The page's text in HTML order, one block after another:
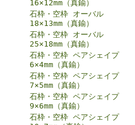
16×12mm（真鍮）
石枠・空枠 オーバル
18×13mm（真鍮）
石枠・空枠 オーバル
25×18mm（真鍮）
石枠・空枠 ペアシェイプ
6×4mm（真鍮）
石枠・空枠 ペアシェイプ
7×5mm（真鍮）
石枠・空枠 ペアシェイプ
9×6mm（真鍮）
石枠・空枠 ペアシェイプ